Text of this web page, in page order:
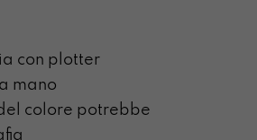
con plotter
mano
colore potrebbe